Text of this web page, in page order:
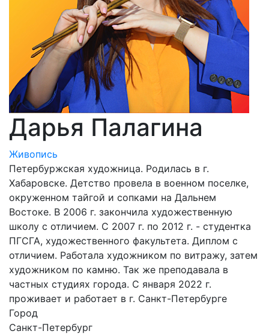
Дарья Палагина
Живопись
Петербуржская художница. Родилась в г.
Хабаровске. Детство провела в военном поселке,
окруженном тайгой и сопками на Дальнем
Востоке. В 2006 г. закончила художественную
школу с отличием. С 2007 г. по 2012 г. - студентка
ПГСГА, художественного факультета. Диплом с
отличием. Работала художником по витражу, затем
художником по камню. Так же преподавала в
частных студиях города. С января 2022 г.
проживает и работает в г. Санкт-Петербурге
Город
Санкт-Петербург